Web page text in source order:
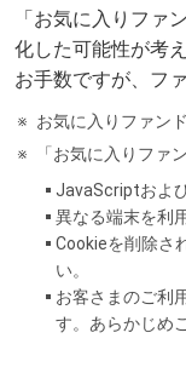
「お気に入りファ
化した可能性が考
お手数ですが、フ
※ お気に入りファン
※
「お気に入りファ
JavaScriptおよ
異なる端末を利
Cookieを削除さ
い。
お客さまのご利
す。あらかじめ